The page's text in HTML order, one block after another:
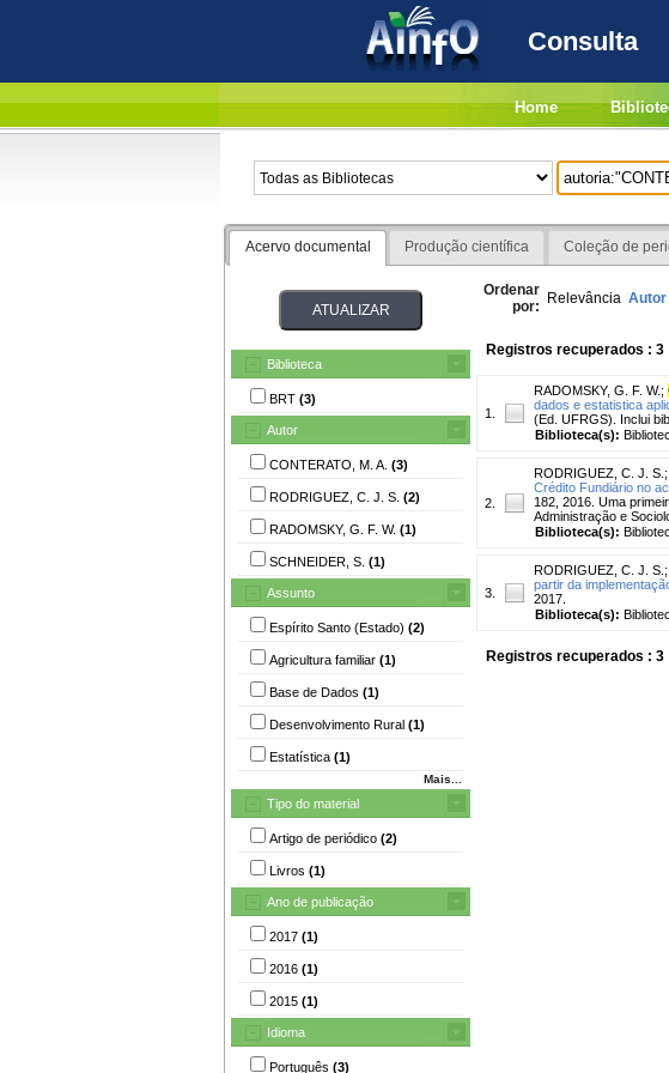
Consulta
Home
Acervo documental Produção científica Coleção de
Biblioteca
BRT (3)
Autor
CONTERATO, M. A. (3)
RODRIGUEZ, C. J. S. (2)
RADOMSKY, G. F. W. (1)
SCHNEIDER, S. (1)
Assunto
Espírito Santo (Estado) (2)
Agricultura familiar (1)
Base de Dados (1)
Desenvolvimento Rural (1)
Estatística (1)
Mais...
Tipo do material
Artigo de periódico (2)
Livros (1)
Ano de publicação
2017 (1)
2016 (1)
2015 (1)
Idioma
Português (3)
Ordenar
por: Relevância Autor
Registros recuperados : 3
1.
RADOMSKY, G. F. W.;
dados e estatistica
(Ed. UFRGS). Inclui
Biblioteca(s):
2.
RODRIGUEZ, C. J. S. ;
Crédito Fundiário no
182, 2016. Uma
Administração e
Biblioteca(s):
3.
RODRIGUEZ, C. J. S. ;
partir da
2017.
Biblioteca(s):
Registros recuperados : 3